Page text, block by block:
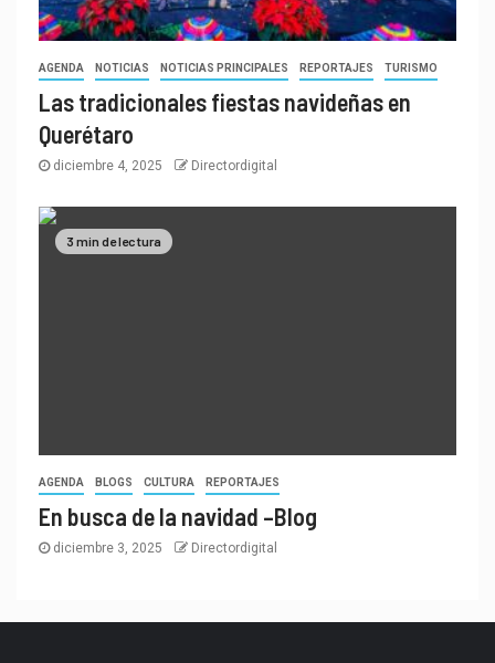
AGENDA NOTICIAS NOTICIAS PRINCIPALES REPORTAJES TURISMO
Las tradicionales fiestas navideñas en
Querétaro
diciembre 4, 2025 Directordigital
3 min de lectura
AGENDA BLOGS CULTURA REPORTAJES
En busca de la navidad –Blog
diciembre 3, 2025 Directordigital